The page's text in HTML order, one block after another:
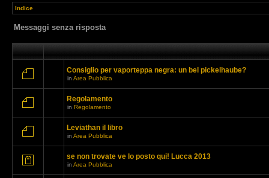
Indice
Messaggi senza risposta
Consiglio per vaporteppa negra: un bel pickelhaube?
in Area Pubblica
Regolamento
in Regolamento
Leviathan il libro
in Area Pubblica
se non trovate ve lo posto qui! Lucca 2013
in Area Pubblica